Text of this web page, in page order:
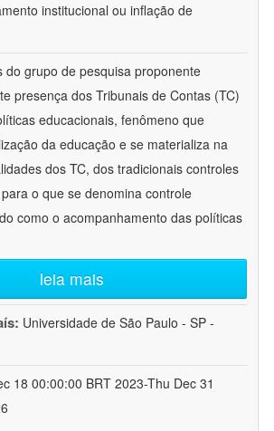
institucional ou inflação de
do grupo de pesquisa proponente
presença dos Tribunais de Contas (TC)
educacionais, fenômeno que
da educação e se materializa na
dos TC, dos tradicionais controles
o que se denomina controle
como o acompanhamento das políticas
leia mais
Universidade de São Paulo - SP -
18 00:00:00 BRT 2023-Thu Dec 31